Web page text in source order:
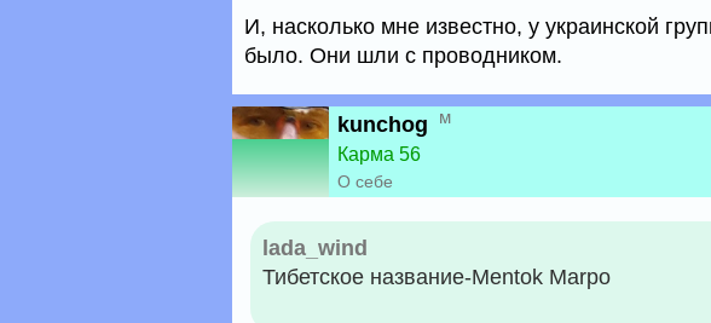
И, насколько мне известно, у украинской
было. Они шли с проводником.
kunchog
м
Карма 56
О себе
lada_wind
Тибетское название-Mentok Marpo